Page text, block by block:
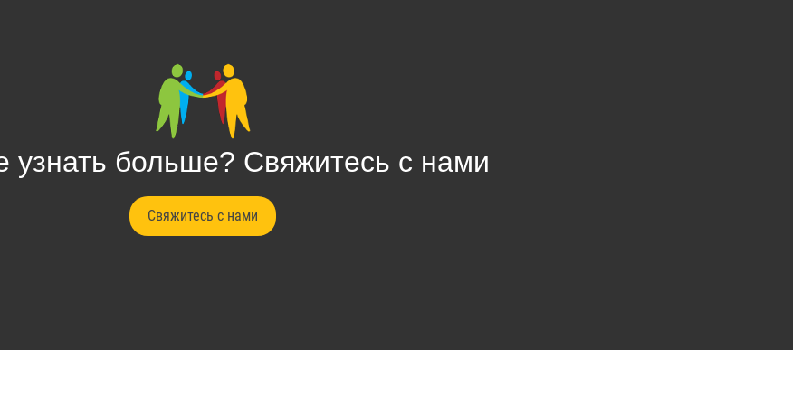
узнать больше? Свяжитесь с нами
Свяжитесь с нами